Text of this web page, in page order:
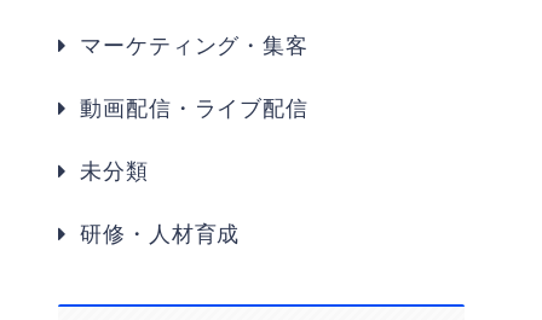
マーケティング・集客
動画配信・ライブ配信
未分類
研修・人材育成